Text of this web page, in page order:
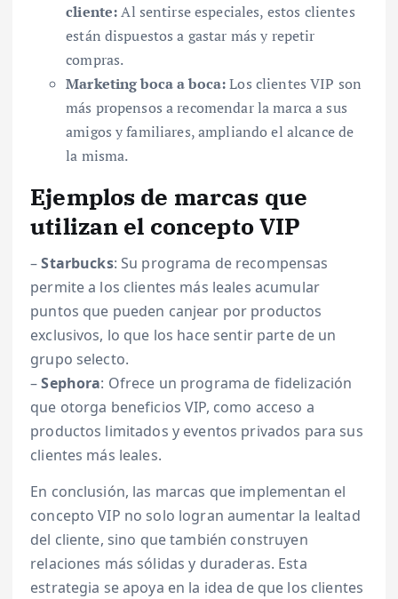
cliente:Al sentirse especiales, estos clientes
están dispuestos a gastar más y repetir
compras.
Marketing boca a boca:Los clientes VIP son
más propensos a recomendar la marca a sus
amigos y familiares, ampliando el alcance de
la misma.
Ejemplos de marcas que
utilizan el concepto VIP
–Starbucks: Su programa de recompensas
permite a los clientes más leales acumular
puntos que pueden canjear por productos
exclusivos, lo que los hace sentir parte de un
grupo selecto.
–Sephora: Ofrece un programa de fidelización
que otorga beneficios VIP, como acceso a
productos limitados y eventos privados para sus
clientes más leales.
En conclusión, las marcas que implementan el
concepto VIP no solo logran aumentar la lealtad
del cliente, sino que también construyen
relaciones más sólidas y duraderas. Esta
estrategia se apoya en la idea de que los clientes